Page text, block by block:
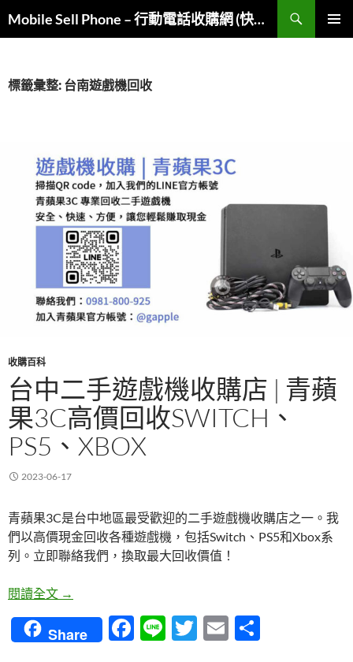
至
內
Mobile Sell Phone – 行動電話收購網 (快速變現)
尋
標籤彙整: 台南遊戲機回收
收購百科
台中二手遊戲機收購店 | 青蘋
果3C高價回收SWITCH、
PS5、XBOX
2023-06-17
青蘋果3C是台中地區最受歡迎的二手遊戲機收購店之一。我
們以高價現金回收各種遊戲機，包括Switch、PS5和Xbox系
列。立即聯絡我們，換取最大回收價值！
閱讀全文 台中二手遊戲機收購店 | 青蘋果3C高價回收Switch、
→
Share
F
Li
T
E